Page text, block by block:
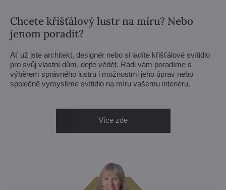
Chcete křišťálový lustr na míru? Nebo
jenom poradit?
Ať už jste architekt, designér nebo si ladíte křišťálové svítidlo
pro svůj vlastní dům, dejte vědět. Rádi vám poradíme s
výběrem správného lustru i možnostmi jeho úprav nebo
společně vymyslíme svítidlo na míru vašemu interiéru.
Více zde